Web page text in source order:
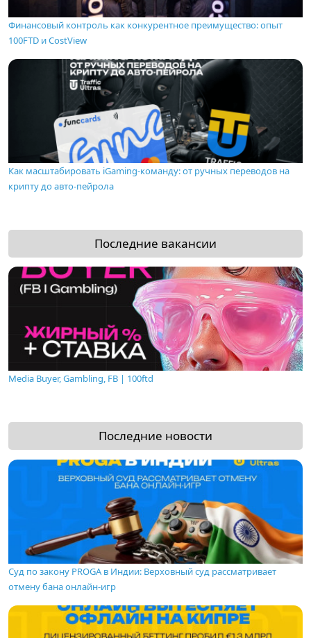
Финансовый контроль как конкурентное преимущество: опыт
100FTD и CostView
Как масштабировать iGaming-команду: от ручных переводов на
крипту до авто-пейрола
Последние вакансии
Media Buyer, Gambling, FB | 100ftd
Последние новости
Суд по закону PROGA в Индии: Верховный суд рассматривает
отмену бана онлайн-игр